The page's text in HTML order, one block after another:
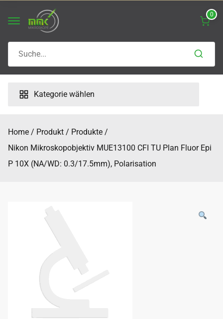
0
for:
Kategorie wählen
Home Produkt
Produkte
Nikon Mikroskopobjektiv MUE13100 CFI TU Plan Fluor Epi
P 10X (NA/WD: 0.3/17.5mm), Polarisation